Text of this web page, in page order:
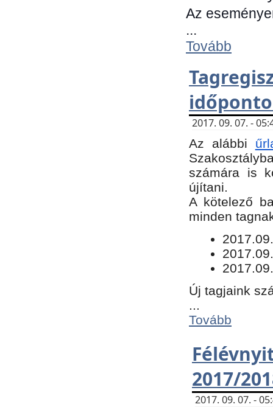
Az
...
Tovább
2017. 09. 07. -
Az alábbi
számára is
újítani.
​A kötelező
minden
Új tagjaink
Tovább
2017/
2017. 09. 07. -